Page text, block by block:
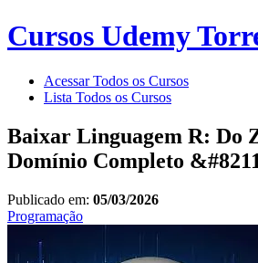
Cursos Udemy
Acessar Todos os Cursos
Lista Todos os Cursos
Baixar Linguagem R: Do
Domínio Completo
Publicado em: 05/03/2026
Programação